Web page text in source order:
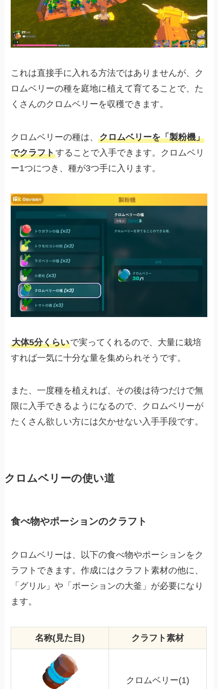
これは直接手に入れる方法ではありませんが、ク
ロムベリーの種を庭地に植えて育てることで、た
くさんのクロムベリーを収穫できます。
クロムベリーの種は、クロムベリーを「製粉機」
でクラフトすることで入手できます。クロムベリ
ー1つにつき、種が3つ手に入ります。
大体5分くらいで実ってくれるので、大量に栽培
すれば一気に十分な量を集められそうです。
また、一度種を植えれば、その後は待つだけで無
限に入手できるようになるので、クロムベリーが
たくさん欲しい方には欠かせない入手手段です。
クロムベリーの使い道
食べ物やポーションのクラフト
クロムベリーは、以下の食べ物やポーションをク
ラフトできます。作成にはクラフト素材の他に、
「グリル」や「ポーションの大釜」が必要になり
ます。
名称(見た目) クラフト素材
クロムベリー(1)